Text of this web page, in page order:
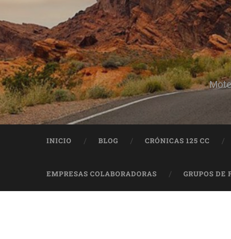
INICIO BLOG CRÓNICAS 125 CC
EMPRESAS COLABORADORAS GRUPOS DE